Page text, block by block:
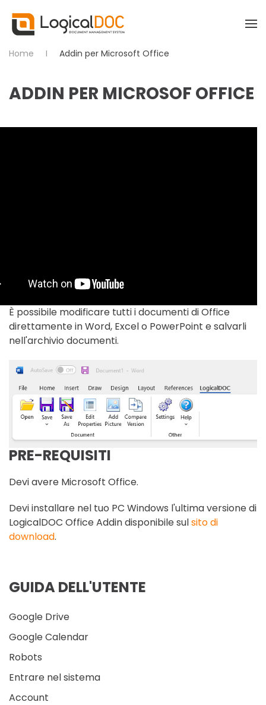
Skip to main content
Home Addin per Microsoft Office
ADDIN PER MICROSOF OFFICE
È possibile modificare tutti i documenti di Office
direttamente in Word, Excel o PowerPoint e salvarli
nell'archivio documenti.
PRE-REQUISITI
Devi avere Microsoft Office.
Devi installare nel tuo PC Windows l'ultima versione di
LogicalDOC Office Addin disponibile sulsito di
download.
GUIDA DELL'UTENTE
Google Drive
Google Calendar
Robots
Entrare nel sistema
Account